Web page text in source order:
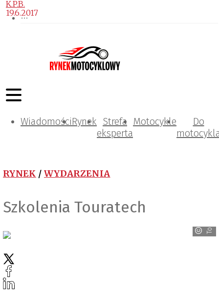
WiadomościRynek Strefa
eksperta
Motocykle
Do
RYNEK / WYDARZENIA
Szkolenia Touratech Touratech
K.P.B.
19.6.2017